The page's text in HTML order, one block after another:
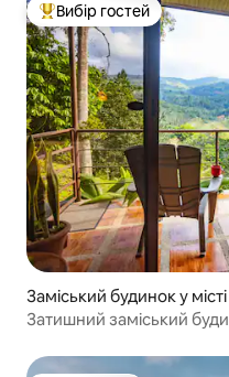
Топ вибір гостей
Вибір гостей
Заміський будинок у
Затишний заміський